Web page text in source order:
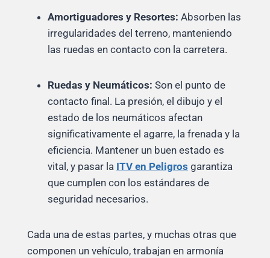
Amortiguadores y Resortes: Absorben las
irregularidades del terreno, manteniendo
las ruedas en contacto con la carretera.
Ruedas y Neumáticos: Son el punto de
contacto final. La presión, el dibujo y el
estado de los neumáticos afectan
significativamente el agarre, la frenada y la
eficiencia. Mantener un buen estado es
vital, y pasar la ITV en Peligros garantiza
que cumplen con los estándares de
seguridad necesarios.
Cada una de estas partes, y muchas otras que
componen un vehículo, trabajan en armonía